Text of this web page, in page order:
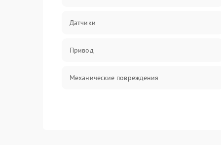
Датчики
Привод
Механические повреждения